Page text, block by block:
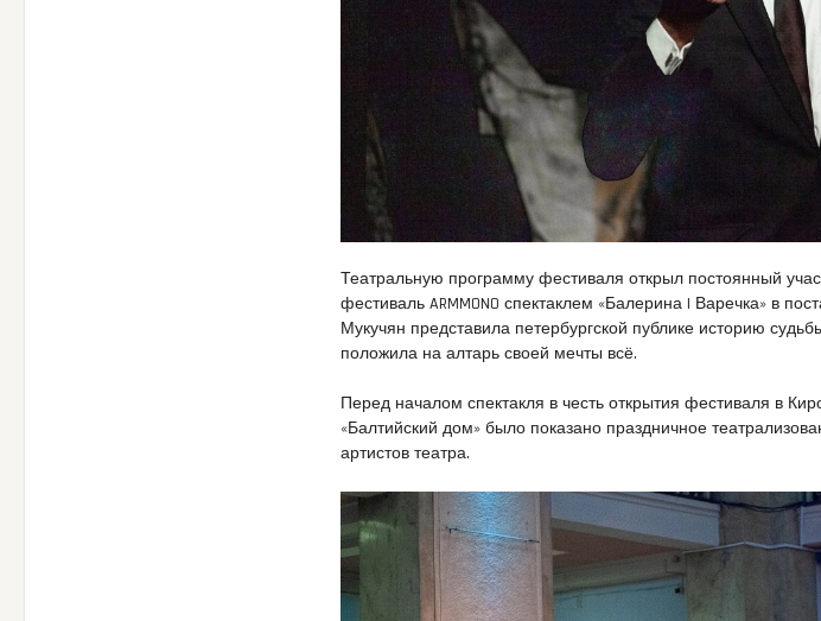
Театральную программу фестиваля открыл постоянный
фестиваль ARMMONO спектаклем «Балерина | Варечка» в
Мукучян представила петербургской публике историю
положила на алтарь своей мечты всё.
Перед началом спектакля в честь открытия фестиваля в
«Балтийский дом» было показано праздничное
артистов театра.